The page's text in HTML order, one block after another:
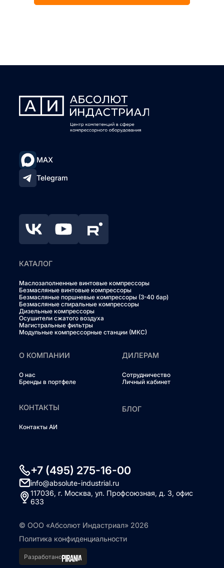
MAX
Telegram
КАТАЛОГ
Маслозаполненные винтовые компрессоры
Безмасляные винтовые компрессоры
Безмасляные поршневые компрессоры (3-40 бар)
Безмасляные спиральные компрессоры
Дизельные компрессоры
Осушители сжатого воздуха
Магистральные фильтры
Модульные компрессорные станции (МКС)
О КОМПАНИИ
О нас
Бренды в портфеле
ДИЛЕРАМ
Сотрудничество
Личный кабинет
КОНТАКТЫ
Контакты АИ
БЛОГ
+7 (495) 275-16-00
info@absolute-industrial.ru
117036, г. Москва, ул. Профсоюзная, д. 3, офис
633
© ООО «Абсолют Индастриал» 2026
Политика конфиденциальности
Разработано